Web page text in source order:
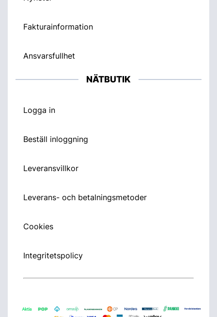
Fakturainformation
Ansvarsfullhet
NÄTBUTIK
Logga in
Beställ inloggning
Leveransvillkor
Leverans- och betalningsmetoder
Cookies
Integritetspolicy